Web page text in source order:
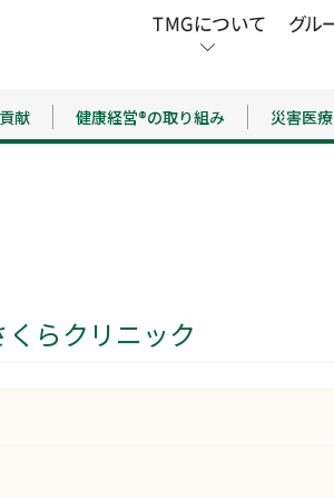
献 健康経営®の取り組み 災害医療
らクリニック